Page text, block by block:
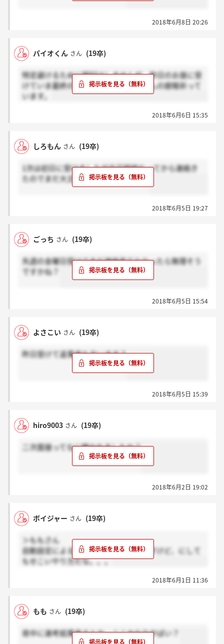
2018年6月8日 20:26
パイオくん さん (19卒)
特定避けるために明記はしませんが、昨日のお昼に受
けていま最終の案内きましたよ！皆さんの朗報祈って
います。
2018年6月6日 15:35
しろもん さん (19卒)
1次は初日に受けましたが全日程終わってから連絡き
たのでまだ大丈夫だと信じたいです…
2018年6月5日 19:27
ごっち さん (19卒)
先週の金曜日受けてまだ連絡来てなかったら無理そう
ですかね？
2018年6月5日 15:54
よさこい さん (19卒)
昨日受けて返事来た方います？
2018年6月5日 15:39
hiro9003 さん (19卒)
二次面接ってなに聞かれましたか？
2018年6月2日 19:02
ボイジャー さん (19卒)
＞ももさん
自動設定による結果通知だと思うんですけど、にして
もせこいやり方だな。。。
2018年6月1日 11:36
もも さん (19卒)
夜中に選考結果来るとか…ここかなりやばい？